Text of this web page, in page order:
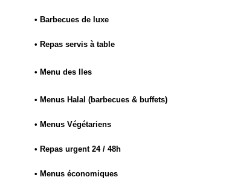
• Barbecues de luxe
• Repas servis à table
• Menu des Iles
• Menus Halal (barbecues & buffets)
• Menus Végétariens
• Repas urgent 24 / 48h
• Menus économiques